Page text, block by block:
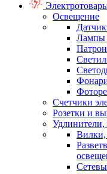
Освещение
Лампы
Счетчики
Розетки и
Удлинители,
Вилки,